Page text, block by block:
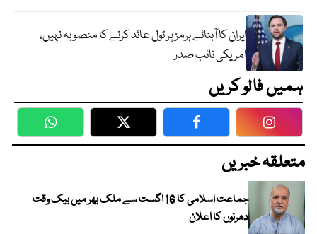
ایران کا آبنائے ہرمز پر ٹول عائد کرنے کا منصوبہ نہیں،
امریکی نائب صدر
ہمیں فالو کریں
WhatsApp Twitter Facebook
متعلقہ خبریں
جماعت اسلامی کا 16 اگست سے ملک بھر میں بیک وقت
دھرنوں کا اعلان